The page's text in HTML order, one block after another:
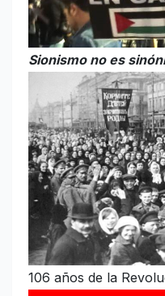
Sionismo no es
106 años de la